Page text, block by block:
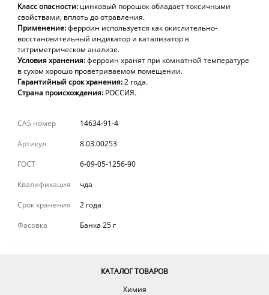
Класс опасности: цинковый порошок обладает токсичными
свойствами, вплоть до отравления.
Применение:ферроин используется как окислительно-
восстановительный индикатор и катализатор в
титриметрическом анализе.
Условия хранения:ферроин хранят при комнатной температуре
в сухом хорошо проветриваемом помещении.
Гарантийный срок хранения:2 года.
Страна происхождения: РОССИЯ.
CAS номер
14634-91-4
Артикул
8.03.00253
ГОСТ
6-09-05-1256-90
Квалификация
чда
Срок хранения
2 года
Фасовка
Банка 25 г
КАТАЛОГ ТОВАРОВ
Химия